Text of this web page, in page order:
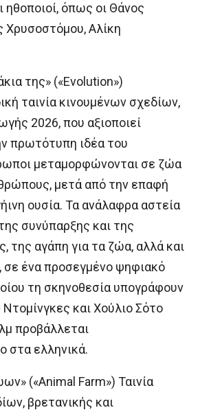
ηθοποιοί, όπως οι Θάνος
Χρυσοστόμου, Αλίκη
της» («Evolution»)
ταινία κινουμένων σχεδίων,
2026, που αξιοποιεί
πρωτότυπη ιδέα του
μεταμορφώνονται σε ζώα
μετά από την επαφή
ουσία. Τα ανάλαφρα αστεία
συνύπαρξης και της
της αγάπη για τα ζώα, αλλά και
ένα προσεγμένο ψηφιακό
τη σκηνοθεσία υπογράφουν
και Χούλιο Σότο
προβάλλεται
στα ελληνικά.
(«Animal Farm») Ταινία
βρετανικής και